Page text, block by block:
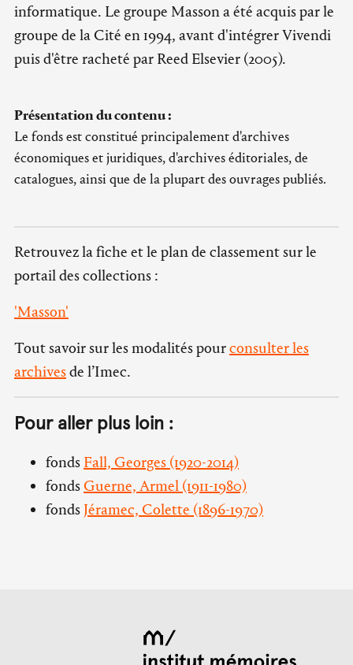
informatique. Le groupe Masson a été acquis par le
groupe de la Cité en 1994, avant d'intégrer Vivendi
puis d'être racheté par Reed Elsevier (2005).
Présentation du contenu :
Le fonds est constitué principalement d'archives
économiques et juridiques, d'archives éditoriales, de
catalogues, ainsi que de la plupart des ouvrages publiés.
Retrouvez la fiche et le plan de classement sur le
portail des collections :
'Masson'
Tout savoir sur les modalités pourconsulter les
archivesde l’Imec.
Pour aller plus loin :
fonds Fall, Georges (1920-2014)
fondsGuerne, Armel (1911-1980)
fondsJéramec, Colette (1896-1970)